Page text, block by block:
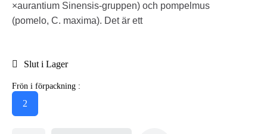
×aurantium Sinensis-gruppen) och pompelmus
(pomelo, C. maxima). Det är ett
Slut i Lager
Frön i förpackning :
2